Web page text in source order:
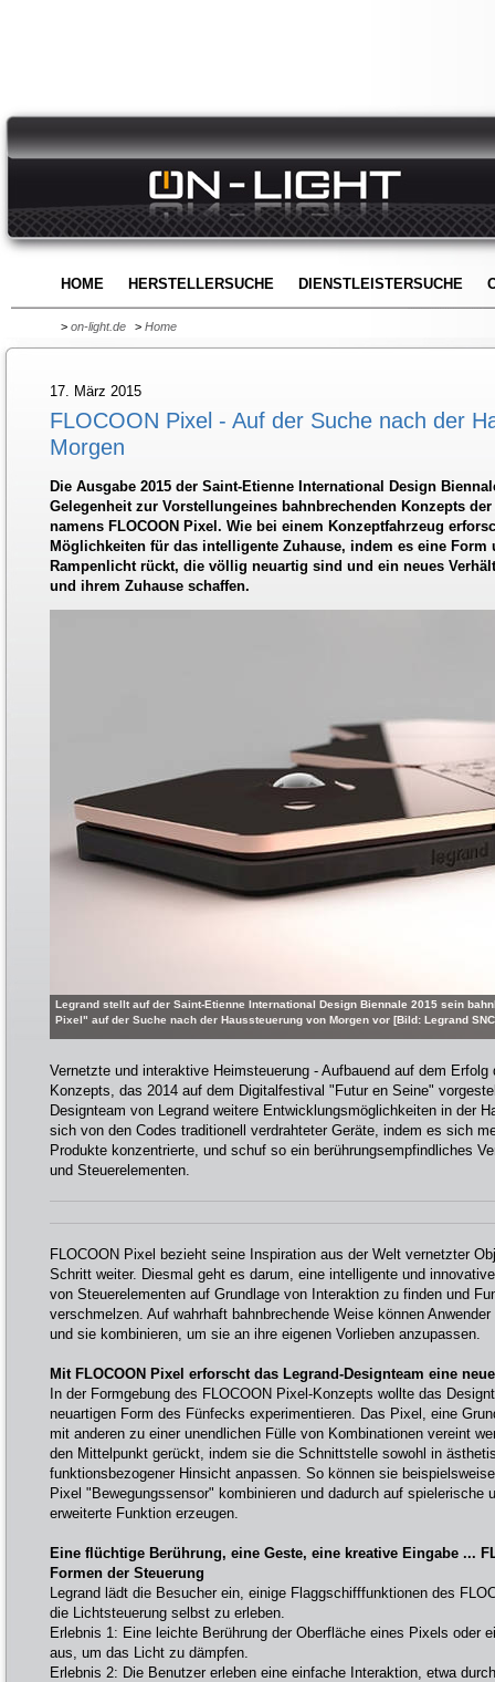
HOME HERSTELLERSUCHE DIENSTLEISTERSUCHE
> on-light.de > Home
17. März 2015
FLOCOON Pixel - Auf der Suche nach der
Morgen
Die Ausgabe 2015 der Saint-Etienne International Design
Gelegenheit zur Vorstellungeines bahnbrechenden Konzepts
namens FLOCOON Pixel. Wie bei einem Konzeptfahrzeug
Möglichkeiten für das intelligente Zuhause, indem es eine Form
Rampenlicht rückt, die völlig neuartig sind und ein neues
und ihrem Zuhause schaffen.
Legrand stellt auf der Saint-Etienne International Design Biennale 2015 sein
Pixel" auf der Suche nach der Haussteuerung von Morgen vor [Bild: Legrand
Vernetzte und interaktive Heimsteuerung - Aufbauend auf dem
Konzepts, das 2014 auf dem Digitalfestival "Futur en Seine"
Designteam von Legrand weitere Entwicklungsmöglichkeiten in der
sich von den Codes traditionell verdrahteter Geräte, indem es sich
Produkte konzentrierte, und schuf so ein berührungsempfindliches
und Steuerelementen.
FLOCOON Pixel bezieht seine Inspiration aus der Welt vernetzter
Schritt weiter. Diesmal geht es darum, eine intelligente und
von Steuerelementen auf Grundlage von Interaktion zu finden und
verschmelzen. Auf wahrhaft bahnbrechende Weise können
und sie kombinieren, um sie an ihre eigenen Vorlieben anzupassen.
Mit FLOCOON Pixel erforscht das Legrand-Designteam eine
In der Formgebung des FLOCOON Pixel-Konzepts wollte das
neuartigen Form des Fünfecks experimentieren. Das Pixel, eine
mit anderen zu einer unendlichen Fülle von Kombinationen vereint
den Mittelpunkt gerückt, indem sie die Schnittstelle sowohl in
funktionsbezogener Hinsicht anpassen. So können sie
Pixel "Bewegungssensor" kombinieren und dadurch auf spielerische
erweiterte Funktion erzeugen.
Eine flüchtige Berührung, eine Geste, eine kreative Eingabe ...
Formen der Steuerung
Legrand lädt die Besucher ein, einige Flaggschifffunktionen des
die Lichtsteuerung selbst zu erleben.
Erlebnis 1: Eine leichte Berührung der Oberfläche eines Pixels oder
aus, um das Licht zu dämpfen.
Erlebnis 2: Die Benutzer erleben eine einfache Interaktion, etwa